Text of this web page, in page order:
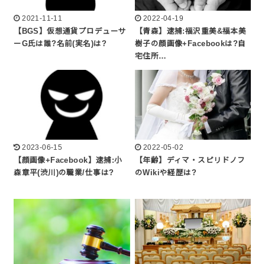
2021-11-11
【BGS】仮想通貨プロデューサ
ーG氏は誰?名前(実名)は?
2022-04-19
【青森】逮捕:福沢重美&福本美
樹子の顔画像+Facebookは?自
宅住所…
2023-06-15
【顔画像+Facebook】逮捕:小
森章平(渋川)の職業/仕事は?
2022-05-02
【年齢】ディマ・スピリドノフ
のWikiや経歴は?